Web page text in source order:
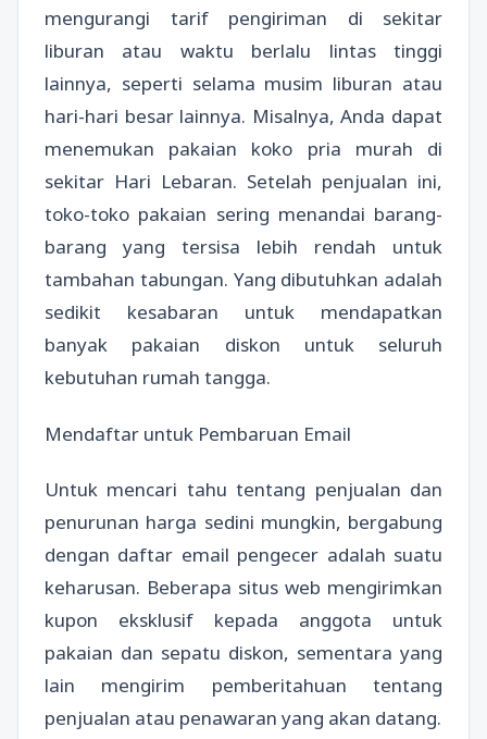
mengurangi tarif pengiriman di sekitar
liburan atau waktu berlalu lintas tinggi
lainnya, seperti selama musim liburan atau
hari-hari besar lainnya. Misalnya, Anda dapat
menemukan pakaian koko pria murah di
sekitar Hari Lebaran. Setelah penjualan ini,
toko-toko pakaian sering menandai barang-
barang yang tersisa lebih rendah untuk
tambahan tabungan. Yang dibutuhkan adalah
sedikit kesabaran untuk mendapatkan
banyak pakaian diskon untuk seluruh
kebutuhan rumah tangga.
Mendaftar untuk Pembaruan Email
Untuk mencari tahu tentang penjualan dan
penurunan harga sedini mungkin, bergabung
dengan daftar email pengecer adalah suatu
keharusan. Beberapa situs web mengirimkan
kupon eksklusif kepada anggota untuk
pakaian dan sepatu diskon, sementara yang
lain mengirim pemberitahuan tentang
penjualan atau penawaran yang akan datang.